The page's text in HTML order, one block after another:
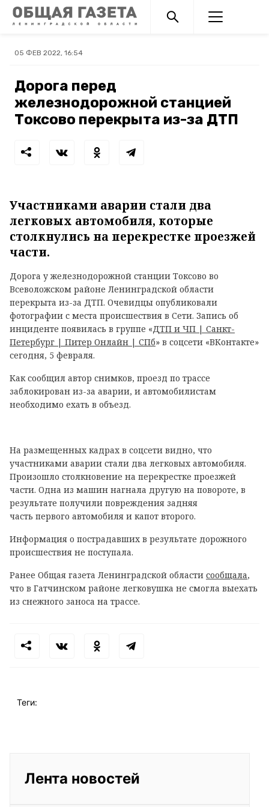
05 ФЕВ 2022, 16:54
Дорога перед
железнодорожной станцией
Токсово перекрыта из-за ДТП
Участниками аварии стали два
легковых автомобиля, которые
столкнулись на перекрестке проезжей
части.
Дорога у железнодорожной станции Токсово во
Всеволожском районе Ленинградской области
перекрыта из-за ДТП. Очевидцы опубликовали
фотографии с места происшествия в Сети. Запись об
инциденте появилась в группе «ДТП и ЧП | Санкт-
Петербург | Питер Онлайн | СПб» в соцсети «ВКонтакте»
сегодня, 5 февраля.
Как сообщил автор снимков, проезд по трассе
заблокирован из-за аварии, и автомобилистам
необходимо ехать в объезд.
На размещенных кадрах в соцсети видно, что
участниками аварии стали два легковых автомобиля.
Произошло столкновение на перекрестке проезжей
части. Одна из машин нагнала другую на повороте, в
результате получили повреждения задняя
часть первого автомобиля и капот второго.
Информация о пострадавших в результате дорожного
происшествия не поступала.
Ранее Общая газета Ленинградской области сообщала,
что в Гатчинском районе легковушка не смогла выехать
из снежного заноса на трассе.
Теги:
Лента новостей